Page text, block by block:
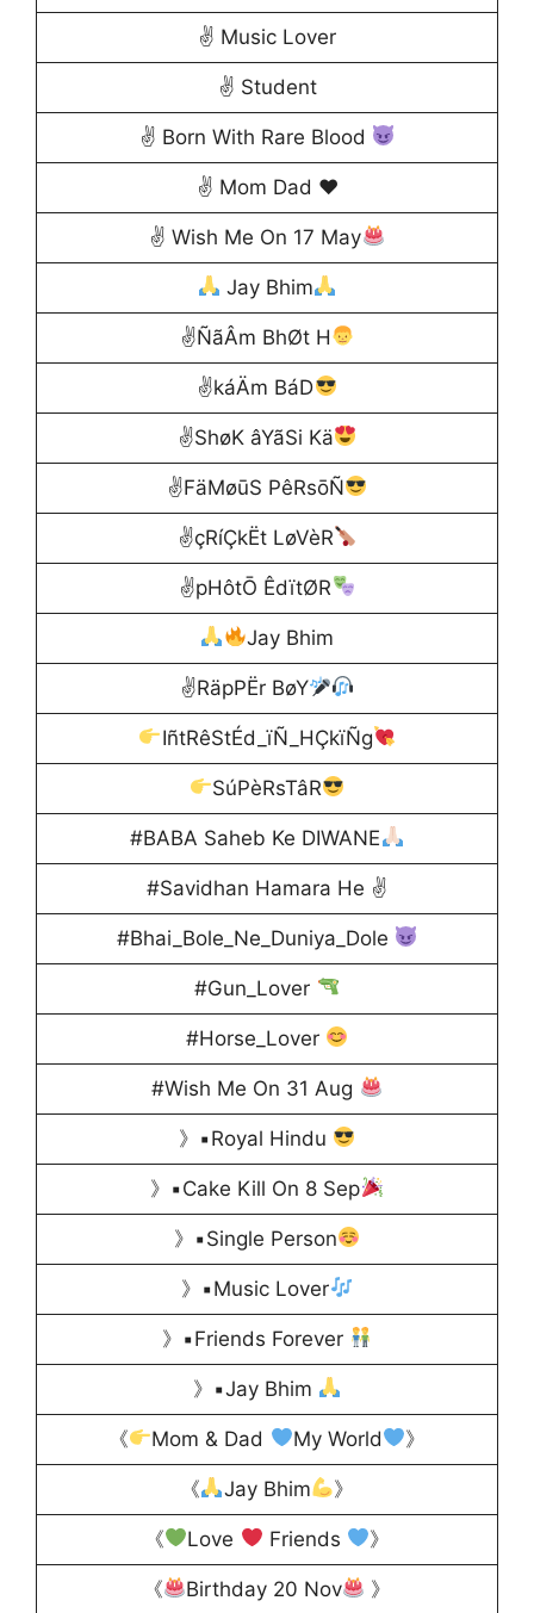
✌️ Music Lover
✌ Student
✌ Born With Rare Blood
✌ Mom Dad ♥️
✌ Wish Me On 17 May
Jay Bhim
✌ÑãÂm BhØt H
✌káÄm BáD
✌ShøK âYãSi Kä
✌FäMøūS PêRsōÑ
✌çRíÇkËt LøVèR
✌pHôtŌ ÊdïtØR
Jay Bhim
✌RäpPËr BøY
IñtRêStÉd_ïÑ_HÇkïÑg
SúPèRsTâR
#BABA Saheb Ke DIWANE
#Savidhan Hamara He ✌
#Bhai_Bole_Ne_Duniya_Dole
#Gun_Lover
#Horse_Lover
#Wish Me On 31 Aug
》▪Royal Hindu
》▪Cake Kill On 8 Sep
》▪Single Person
》▪Music Lover
》▪Friends Forever
》▪Jay Bhim
《 Mom & Dad My World 》
《 Jay Bhim 》
《 Love Friends 》
《 Birthday 20 Nov 》